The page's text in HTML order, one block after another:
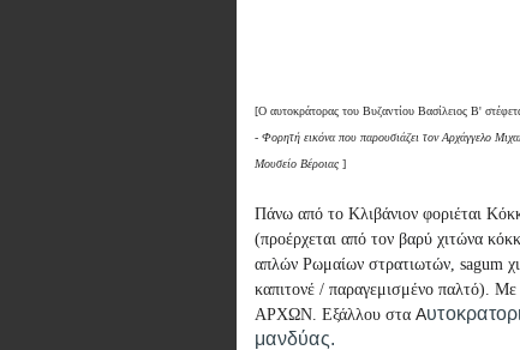
[Ο αυτοκράτορας του Βυζαντίου Βασίλειος Β'
- Φορητή εικόνα που παρουσιάζει τον Αρχάγγελο
Μουσείο Βέροιας ]
Πάνω από το Κλιβάνιον φοριέται
(προέρχεται από τον βαρύ χιτώνα
απλών Ρωμαίων στρατιωτών, sagum
καπιτονέ / παραγεμισμένο παλτό).
ΑΡΧΩΝ. Εξάλλου στα Α
μανδύας.